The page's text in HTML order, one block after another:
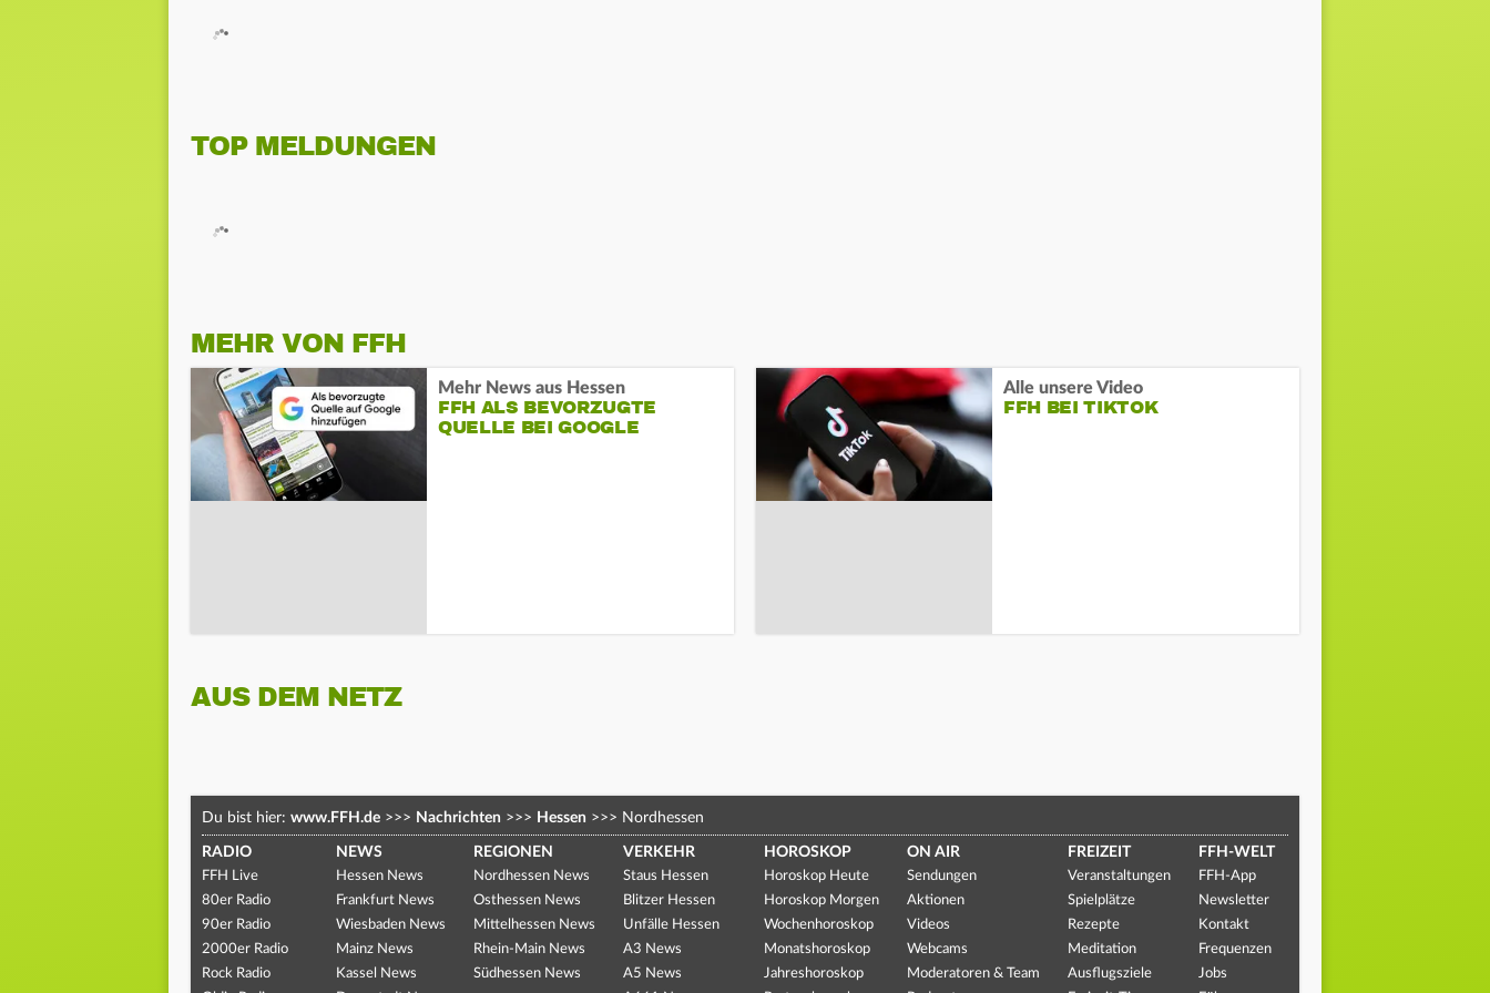
TOP MELDUNGEN
MEHR VON FFH
Mehr News aus Hessen
FFH ALS BEVORZUGTE
QUELLE BEI GOOGLE
Alle unsere Video
FFH BEI TIKTOK
AUS DEM NETZ
Du bist hier: www.FFH.de >>> Nachrichten >>> Hessen >>> Nordhessen
RADIO
FFH Live
80er Radio
90er Radio
2000er Radio
Rock Radio
NEWS
Hessen News
Frankfurt News
Wiesbaden News
Mainz News
Kassel News
REGIONEN
Nordhessen News
Osthessen News
Mittelhessen News
Rhein-Main News
Südhessen News
VERKEHR
Staus Hessen
Blitzer Hessen
Unfälle Hessen
A3 News
A5 News
HOROSKOP
Horoskop Heute
Horoskop Morgen
Wochenhoroskop
Monatshoroskop
Jahreshoroskop
ON AIR
Sendungen
Aktionen
Videos
Webcams
Moderatoren & Team
FREIZEIT
Veranstaltungen
Spielplätze
Rezepte
Meditation
Ausflugsziele
FFH-WELT
FFH-App
Newsletter
Kontakt
Frequenzen
Jobs